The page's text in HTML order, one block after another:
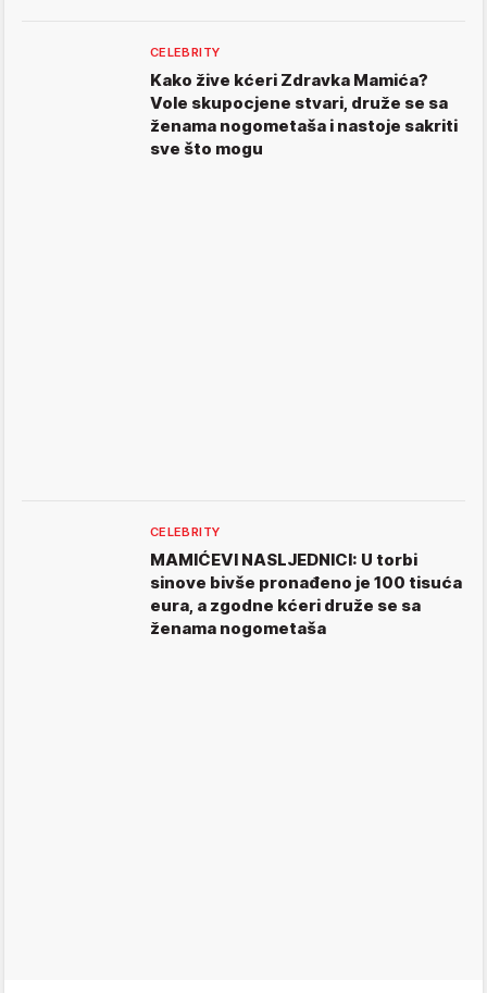
CELEBRITY
Kako žive kćeri Zdravka Mamića?
Vole skupocjene stvari, druže se sa
ženama nogometaša i nastoje sakriti
sve što mogu
CELEBRITY
MAMIĆEVI NASLJEDNICI: U torbi
sinove bivše pronađeno je 100 tisuća
eura, a zgodne kćeri druže se sa
ženama nogometaša